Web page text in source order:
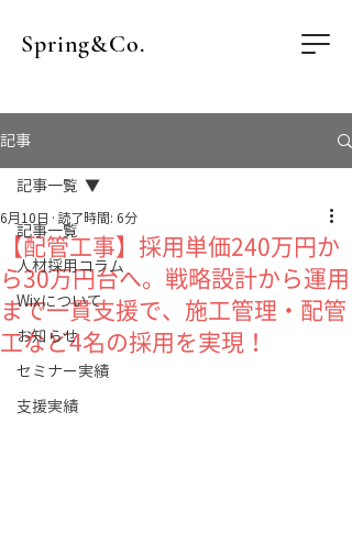
Spring&Co.
記事
記事一覧
人材採用コラム
Wixについて
お知らせ
セミナー実績
支援実績
記事一覧
【配管工事】採用単価240万円か
ら30万円台へ。戦略設計から運用
まで一貫支援で、施工管理・配管
工など4名の採用を実現！
6月10日 読了時間: 6分